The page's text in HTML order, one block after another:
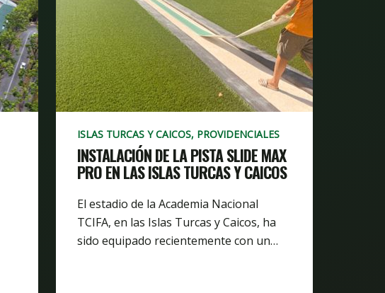
ISLAS TURCAS Y CAICOS, PROVIDENCIALES
INSTALACIÓN DE LA PISTA SLIDE MAX
PRO EN LAS ISLAS TURCAS Y CAICOS
El estadio de la Academia Nacional
TCIFA, en las Islas Turcas y Caicos, ha
sido equipado recientemente con un…